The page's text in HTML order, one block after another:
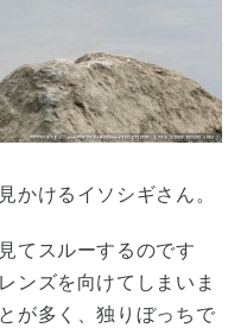
かけるイソシギさん。
てスルーするのです
ンズを向けてしまいま
が多く、独りぼっちで